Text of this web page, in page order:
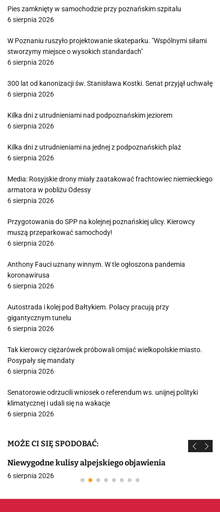
Pies zamknięty w samochodzie przy poznańskim szpitalu
6 sierpnia 2026
W Poznaniu ruszyło projektowanie skateparku. "Wspólnymi siłami
stworzymy miejsce o wysokich standardach"
6 sierpnia 2026
300 lat od kanonizacji św. Stanisława Kostki. Senat przyjął uchwałę
6 sierpnia 2026
Kilka dni z utrudnieniami nad podpoznańskim jeziorem
6 sierpnia 2026
Kilka dni z utrudnieniami na jednej z podpoznańskich plaż
6 sierpnia 2026
Media: Rosyjskie drony miały zaatakować frachtowiec niemieckiego
armatora w pobliżu Odessy
6 sierpnia 2026
Przygotowania do SPP na kolejnej poznańskiej ulicy. Kierowcy
muszą przeparkować samochody!
6 sierpnia 2026
Anthony Fauci uznany winnym. W tle ogłoszona pandemia
koronawirusa
6 sierpnia 2026
Autostrada i kolej pod Bałtykiem. Polacy pracują przy
gigantycznym tunelu
6 sierpnia 2026
Tak kierowcy ciężarówek próbowali omijać wielkopolskie miasto.
Posypały się mandaty
6 sierpnia 2026
Senatorowie odrzucili wniosek o referendum ws. unijnej polityki
klimatycznej i udali się na wakacje
6 sierpnia 2026
MOŻE CI SIĘ SPODOBAĆ:
Niewygodne kulisy alpejskiego objawienia
6 sierpnia 2026